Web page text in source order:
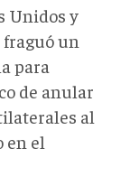
Unidos y
fraguó un
para
de anular
al
en el